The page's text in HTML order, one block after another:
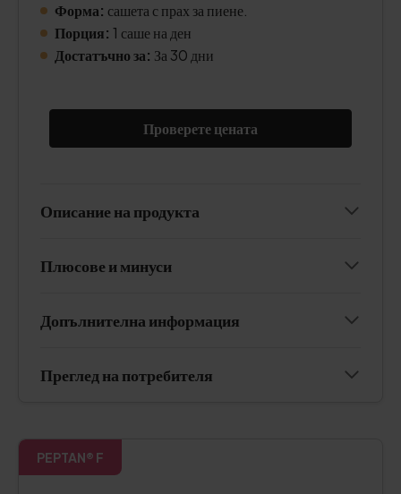
Форма: сашета с прах за пиене.
Порция: 1 саше на ден
Достатъчно за: За 30 дни
Проверете цената
Описание на продукта
Плюсове и минуси
Допълнителна информация
Преглед на потребителя
PEPTAN® F